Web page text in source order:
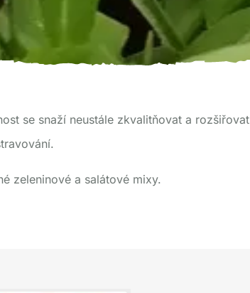
se snaží neustále zkvalitňovat a rozšiřovat
zeleninové a salátové mixy.